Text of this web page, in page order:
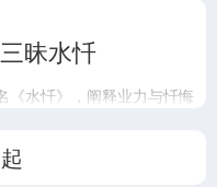
昧水忏
《水忏》，阐释业力与忏悔
忏悔法门终能灭除障碍。
》，集结而成 《法譬如